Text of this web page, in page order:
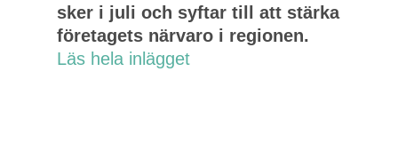
sker i juli och syftar till att stärka
företagets närvaro i regionen.
Läs hela inlägget